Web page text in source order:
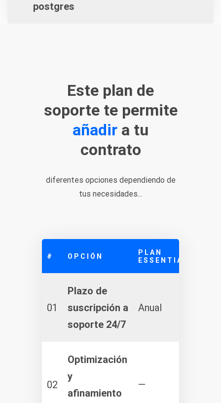
postgres
Este plan de
soporte te permite
añadir a tu
contrato
diferentes opciones dependiendo de
tus necesidades...
# OPCIÓN
PLAN
ESSENTIALS
01
Plazo de
suscripción a
soporte 24/7
Anual
02
Optimización
y
afinamiento
—